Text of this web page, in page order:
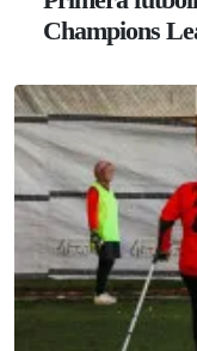
Champions